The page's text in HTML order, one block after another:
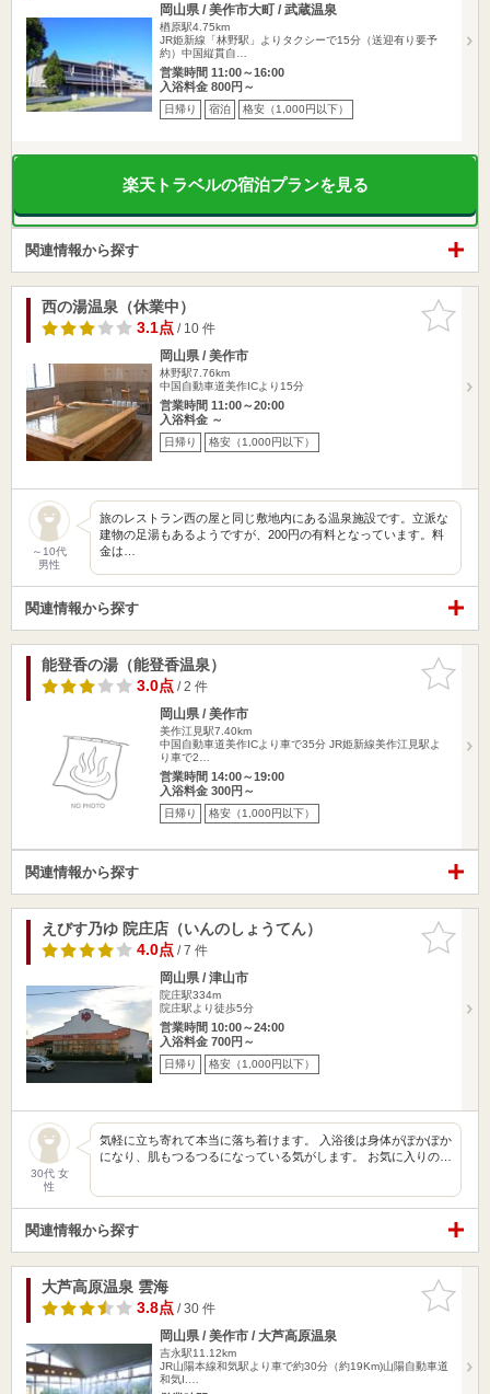
岡山県 / 美作市大町 / 武蔵温泉
楢原駅4.75km
JR姫新線「林野駅」よりタクシーで15分（送迎有り要予
約）中国縦貫自…
営業時間 11:00～16:00
入浴料金 800円～
日帰り 宿泊 格安（1,000円以下）
楽天トラベルの宿泊プランを見る
関連情報から探す
お気に入
りに追加
西の湯温泉（休業中）
3.1点/ 10 件
岡山県 / 美作市
林野駅7.76km
中国自動車道美作ICより15分
営業時間 11:00～20:00
入浴料金 ～
日帰り 格安（1,000円以下）
～10代
男性
旅のレストラン西の屋と同じ敷地内にある温泉施設です。立派な
建物の足湯もあるようですが、200円の有料となっています。料
金は…
関連情報から探す
お気に入
りに追加
能登香の湯（能登香温泉）
3.0点/ 2 件
岡山県 / 美作市
美作江見駅7.40km
中国自動車道美作ICより車で35分 JR姫新線美作江見駅よ
り車で2…
営業時間 14:00～19:00
入浴料金 300円～
日帰り 格安（1,000円以下）
関連情報から探す
お気に入
りに追加
えびす乃ゆ 院庄店（いんのしょうてん）
4.0点/ 7 件
岡山県 / 津山市
院庄駅334m
院庄駅より徒歩5分
営業時間 10:00～24:00
入浴料金 700円～
日帰り 格安（1,000円以下）
30代 女
性
気軽に立ち寄れて本当に落ち着けます。 入浴後は身体がぽかぽか
になり、肌もつるつるになっている気がします。 お気に入りの…
関連情報から探す
お気に入
りに追加
大芦高原温泉 雲海
3.8点/ 30 件
岡山県 / 美作市 / 大芦高原温泉
吉永駅11.12km
JR山陽本線和気駅より車で約30分（約19Km)山陽自動車道
和気I.…